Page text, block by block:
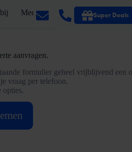
Meer Super Deals
aanvragen.
formulier geheel vrijblijvend een
vraag per telefoon.
opties.